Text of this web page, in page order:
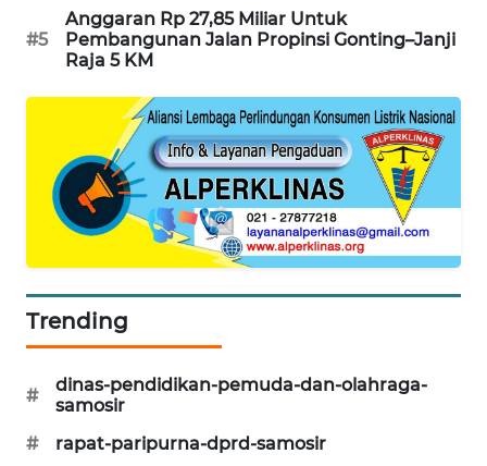
#5
Anggaran Rp 27,85 Miliar Untuk
Pembangunan Jalan Propinsi Gonting–Janji
Raja 5 KM
Trending
#
dinas-pendidikan-pemuda-dan-olahraga-
samosir
#
rapat-paripurna-dprd-samosir
PERAPKI
NEWS
NEWS